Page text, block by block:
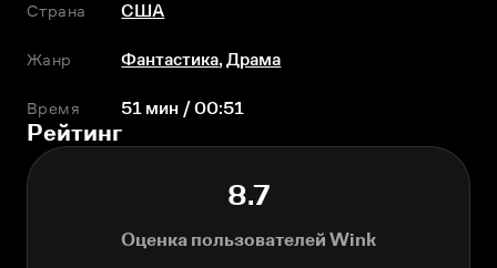
Страна
США
Жанр Фантастика,Драма
Время 51 мин / 00:51
Рейтинг
8.7
Оценка пользователей Wink